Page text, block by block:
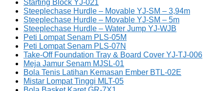
Starting Block YJ-021
Steeplechase Hurdle – Movable YJ-SM – 3,94m
Steeplechase Hurdle – Movable YJ-SM – 5m
Steeplechase Hurdle – Water Jump YJ-WJB
Peti Lompat Senam PLS-05M
Peti Lompat Senam PLS-07N
Take-Off Foundation Tray & Board Cover YJ-TJ-006
Meja Jamur Senam MJSL-01
Bola Tenis Latihan Kemasan Ember BTL-02E
Mistar Lompat Tinggi MLT-05